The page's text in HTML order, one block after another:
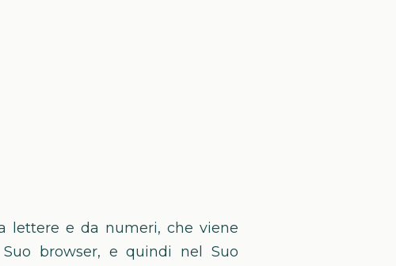
lettere e da numeri, che viene
browser, e quindi nel Suo